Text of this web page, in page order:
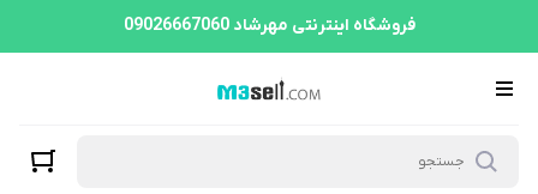
فروشگاه اینترنتی مهرشاد 09026667060